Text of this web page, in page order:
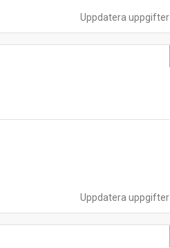
Uppdatera uppgifter
Uppdatera uppgifter